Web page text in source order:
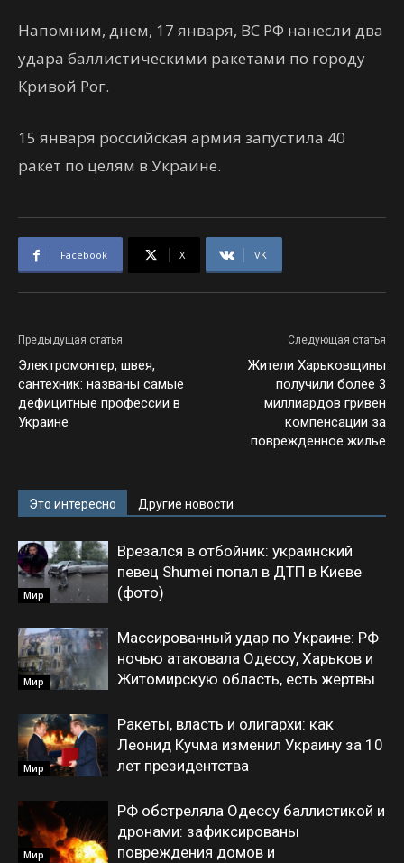
Напомним, днем, 17 января, ВС РФ нанесли два
удара баллистическими ракетами по городу
Кривой Рог.
15 января российская армия запустила 40
ракет по целям в Украине.
Facebook X VK
Предыдущая статья
Электромонтер, швея,
сантехник: названы самые
дефицитные профессии в
Украине
Следующая статья
Жители Харьковщины
получили более 3
миллиардов гривен
компенсации за
поврежденное жилье
Это интересно Другие новости
Мир
Врезался в отбойник: украинский
певец Shumei попал в ДТП в Киеве
(фото)
Мир
Массированный удар по Украине: РФ
ночью атаковала Одессу, Харьков и
Житомирскую область, есть жертвы
Мир
Ракеты, власть и олигархи: как
Леонид Кучма изменил Украину за 10
лет президентства
Мир
РФ обстреляла Одессу баллистикой и
дронами: зафиксированы
повреждения домов и